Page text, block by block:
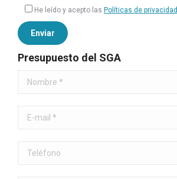
He leído y acepto las Políticas de privacidad
Presupuesto del SGA